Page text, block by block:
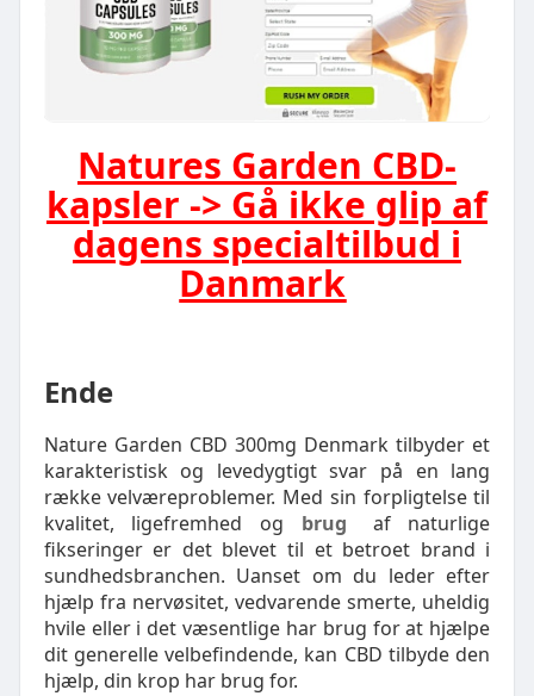
Natures Garden CBD-
kapsler -> Gå ikke glip af
dagens specialtilbud i
Danmark
Ende
Nature Garden CBD 300mg Denmark tilbyder et
karakteristisk og levedygtigt svar på en lang
række velværeproblemer. Med sin forpligtelse til
kvalitet, ligefremhed og brug
af naturlige
fikseringer er det blevet til et betroet brand i
sundhedsbranchen. Uanset om du leder efter
hjælp fra nervøsitet, vedvarende smerte, uheldig
hvile eller i det væsentlige har brug for at hjælpe
dit generelle velbefindende, kan CBD tilbyde den
hjælp, din krop har brug for.